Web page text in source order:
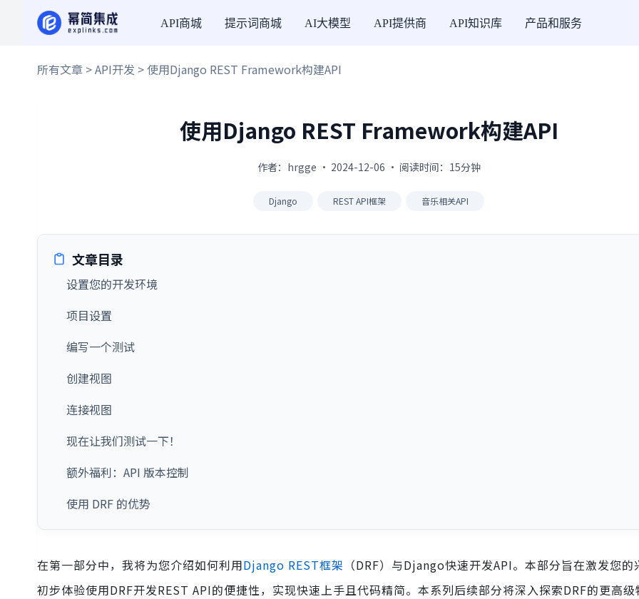
API商城 提示词商城 AI大模型 API提供商 API知识库 产品和服务
所有文章 >API开发 > 使用Django REST Framework构建API
使用Django REST Framework构建API
作者：hrgge · 2024-12-06 · 阅读时间：15分钟
Django REST API框架 音乐相关API
文章目录
设置您的开发环境
项目设置
编写一个测试
创建视图
连接视图
现在让我们测试一下！
额外福利：API 版本控制
使用 DRF 的优势
在第一部分中，我将为您介绍如何利用Django REST框架 （DRF）与Django快速开发API。本部分旨在激发您
初步体验使用DRF开发REST API的便捷性，实现快速上手且代码精简。本系列后续部分将深入探索DRF的更高